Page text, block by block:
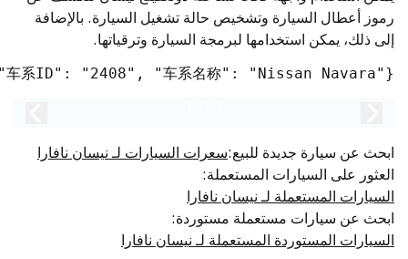
رموز أعطال السيارة وتشخيص حالة تشغيل السيارة. بالإضافة
إلى ذلك، يمكن استخدامها لبرمجة السيارة وترقياتها.
{"车系ID": "2408", "车系名称": "Nissan Navara"}
ابحث عن سيارة جديدة للبيع:سعرات السيارات لـ نيسان نافارا
العثور على السيارات المستعملة:
السيارات المستعملة لـ نيسان نافارا
ابحث عن سيارات مستعملة مستوردة:
السيارات المستوردة المستعملة لـ نيسان نافارا